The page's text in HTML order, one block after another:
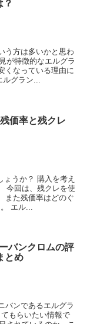
？
う方は多いかと思わ
が特徴的なエルグラ
くなっている理由に
ルグラン...
価率と残クレ
うか？ 購入を考え
今回は、残クレを使
また残価率はどのぐ
エル...
バンクロムの評
とめ
バンであるエルグラ
もらいたい情報で